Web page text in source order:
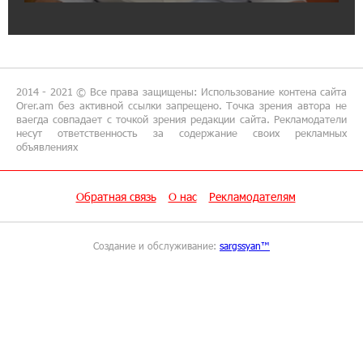
при сотрудничестве с Конверс МСБ
Предателя Пашиняна нужно скинуть с трона.
Глава МИД Иордании: Подписание мирного
соглашения между Арменией и
2014 - 2021 © Все права защищены: Использование контена сайта
Orer.am без активной ссылки запрещено. Точка зрения автора не
ваегда совпадает с точкой зрения редакции сайта. Рекламодатели
несут ответственность за содержание своих рекламных
объявлениях
Обратная связь О нас Рекламодателям
Создание и обслуживание: sargssyan™